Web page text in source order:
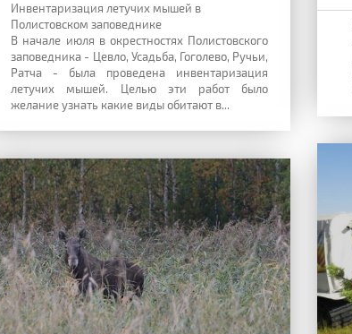
Инвентаризация летучих мышей в
Полистовском заповеднике
В начале июля в окрестностях Полистовского
заповедника - Цевло, Усадьба, Гоголево, Ручьи,
Ратча - была проведена инвентаризация
летучих мышей. Целью эти работ было
желание узнать какие виды обитают в...